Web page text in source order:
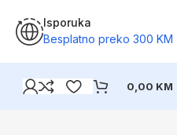
Isporuka
Besplatno preko 300 KM
0,00 KM